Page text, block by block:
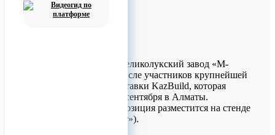
В очередной раз великолукский завод «М-
Конструктор» в числе участников крупнейшей
строительной выставки KazBuild, которая
проходит с 6 по 8 сентября в Алматы.
Выставочная экспозиция разместится на стенде
9-62 (ВЦ «Атакент»).